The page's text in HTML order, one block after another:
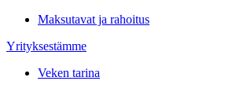
Maksutavat ja rahoitus
Yrityksestämme
Veken tarina